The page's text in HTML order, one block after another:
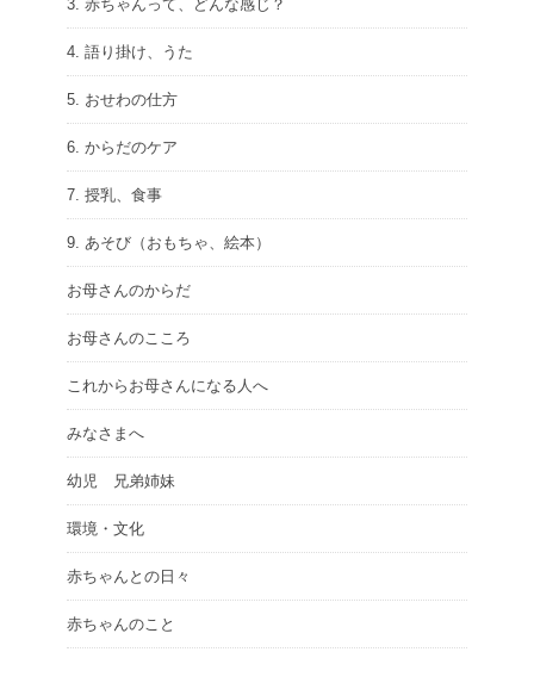
3. 赤ちゃんって、どんな感じ？
4. 語り掛け、うた
5. おせわの仕方
6. からだのケア
7. 授乳、食事
9. あそび（おもちゃ、絵本）
お母さんのからだ
お母さんのこころ
これからお母さんになる人へ
みなさまへ
幼児 兄弟姉妹
環境・文化
赤ちゃんとの日々
赤ちゃんのこと